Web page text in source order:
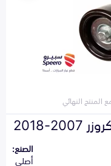
المنتج النهائي
2018
الصنع:
أصلي